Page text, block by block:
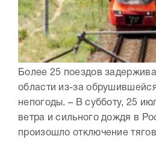
Более 25 поездов
области из-за
непогоды. – В субботу, 25
ветра и сильного дождя в
произошло отключение